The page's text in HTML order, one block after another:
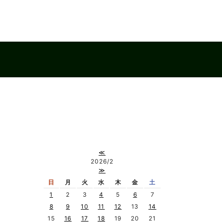
≪
2026/2
≫
日
月 火 水 木 金
土
1
2 3 4 5 6
7
8
9 10 11 12 13
14
15
16 17 18 19 20 21